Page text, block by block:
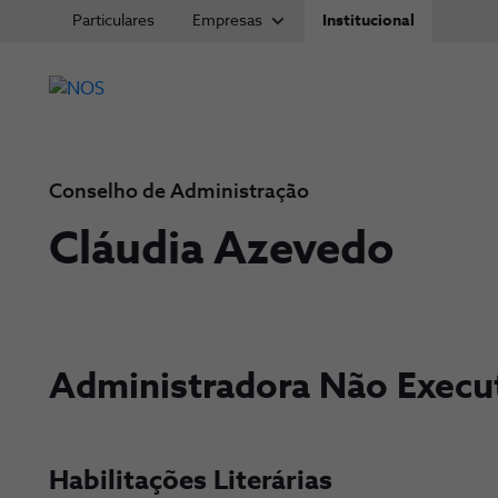
Particulares Empresas Institucional
Conselho de Administração
Cláudia Azevedo
Administradora Não
Habilitações Literárias